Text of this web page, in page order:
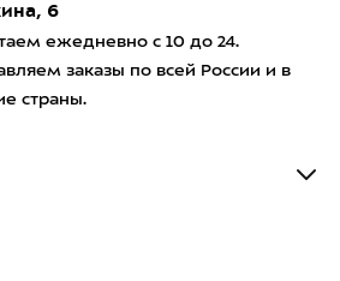
6
ежедневно с 10 до 24.
заказы по всей России и в
страны.